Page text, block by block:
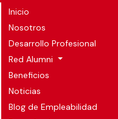
Inicio
Nosotros
Desarrollo Profesional
Red Alumni
Beneficios
Noticias
Blog de Empleabilidad